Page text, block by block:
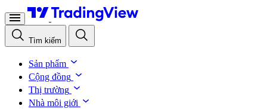
Tìm kiếm
Sản phẩm
Cộng đồng
Thị trường
Nhà môi giới